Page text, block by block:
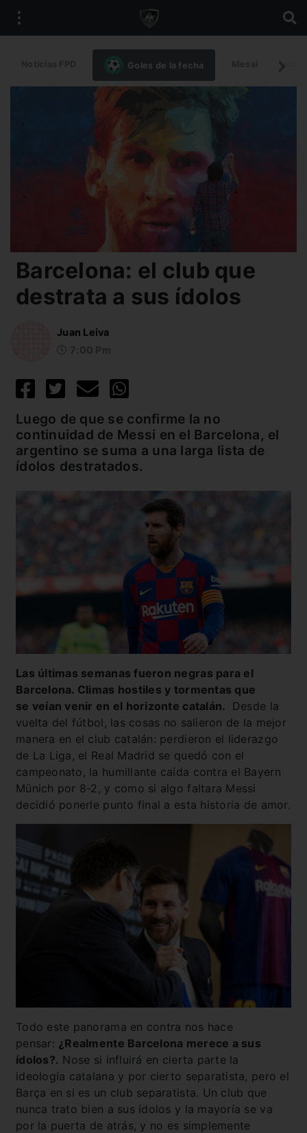
Goles de la fecha
Barcelona: el club que
destrata a sus ídolos
Juan Leiva
Luego de que se confirme la no
continuidad de Messi en el Barcelona, el
argentino se suma a una larga lista de
ídolos destratados.
Las últimas semanas fueron negras para el
Barcelona. Climas hostiles y tormentas que
se veían venir en el horizonte catalán. Desde la
vuelta del fútbol, las cosas no salieron de la mejor
manera en el club catalán: perdieron el liderazgo
de La Liga, el Real Madrid se quedó con el
campeonato, la humillante caída contra el Bayern
Münich por 8-2, y como si algo faltara Messi
decidió ponerle punto final a esta historia de amor.
Todo este panorama en contra nos hace
pensar: ¿Realmente Barcelona merece a sus
ídolos?. Nose si influirá en cierta parte la
ideología catalana y por cierto separatista, pero el
Barça en si es un club separatista. Un club que
nunca trato bien a sus ídolos y la mayoría se va
por la puerta de atrás, y no es simplemente